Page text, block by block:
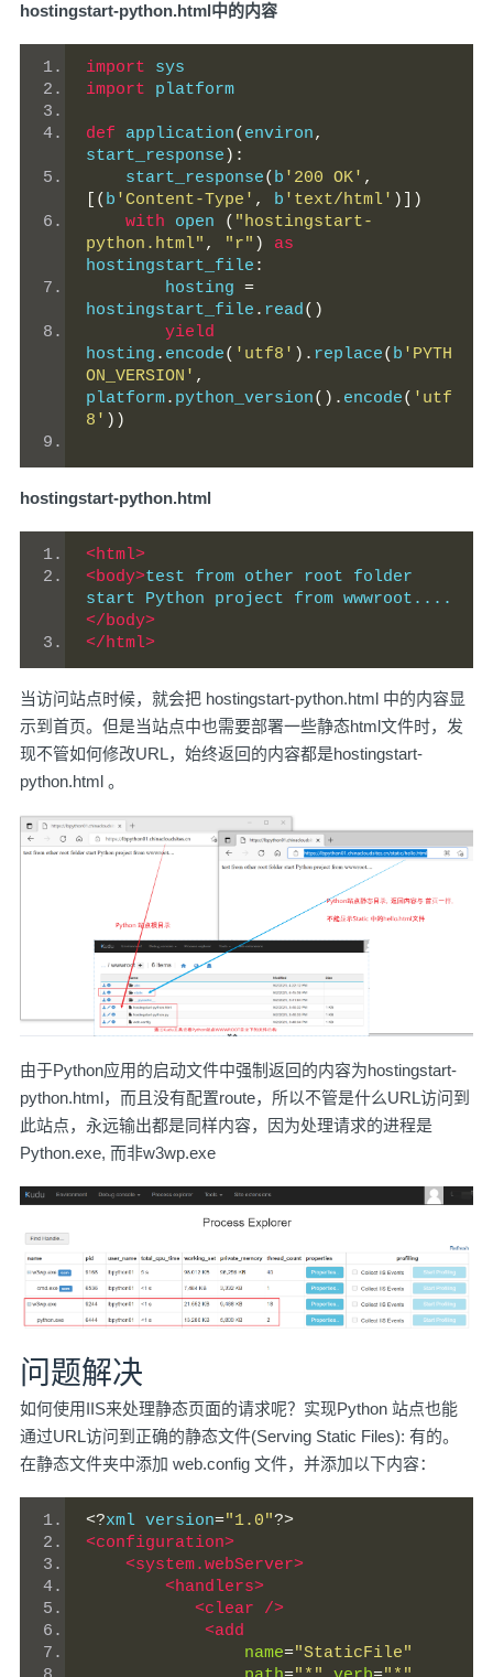
hostingstart-python.html中的内容
import sys
import platform
def application( environ,
start_response ):
    start_response
( b '200 OK' ,
[( b 'Content-Type' , b 'text/html' )])
with open ( "hostingstart-
python.html" , "r" )
as
hostingstart_file :
        hosting
=
hostingstart_file . read()
yield
hosting . encode( 'utf8' ). replace( b 'PYTH
ON_VERSION' ,
platform. python_version(). encode( 'utf
8' ))
hostingstart-python.html
<html>
<body>test from other root folder
start Python project from wwwroot....
</body>
</html>
当访问站点时候，就会把 hostingstart-python.html 中的内容显
示到首页。但是当站点中也需要部署一些静态html文件时，发
现不管如何修改URL，始终返回的内容都是hostingstart-
python.html 。
由于Python应用的启动文件中强制返回的内容为hostingstart-
python.html，而且没有配置route，所以不管是什么URL访问到
此站点，永远输出都是同样内容，因为处理请求的进程是
Python.exe, 而非w3wp.exe
问题解决
如何使用IIS来处理静态页面的请求呢？实现Python 站点也能
通过URL访问到正确的静态文件(Serving Static Files): 有的。
在静态文件夹中添加 web.config 文件，并添加以下内容：
<?xml version="1.0"?>
<configuration>
<system.webServer>
<handlers>
<clear
/>
<add
name="StaticFile"